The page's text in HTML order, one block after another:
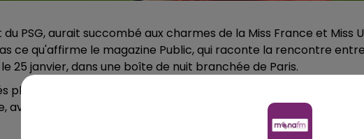
PSG, aurait succombé aux charmes de la Miss France et Miss
ce qu'affirme le magazine Public, qui raconte la rencontre
25 janvier, dans une boîte de nuit branchée de Paris.
plusieurs fois dans la soirée et aux yeux de tous !" affirme un
de s'éclipser au domicile de l'athlète, à Neuilly-sur-Seine.